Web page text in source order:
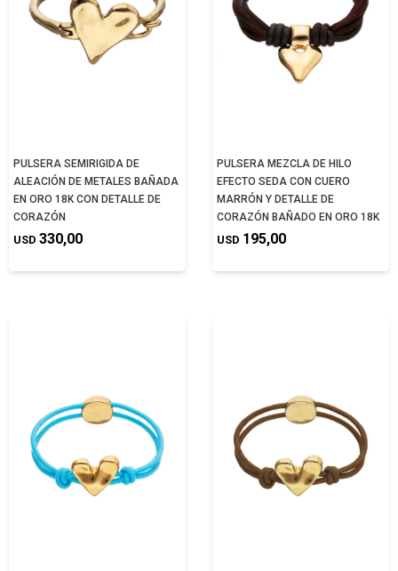
PULSERA SEMIRIGIDA DE
ALEACIÓN DE METALES BAÑADA
EN ORO 18K CON DETALLE DE
CORAZÓN
USD 330,00
PULSERA MEZCLA DE HILO
EFECTO SEDA CON CUERO
MARRÓN Y DETALLE DE
CORAZÓN BAÑADO EN ORO 18K
USD 195,00